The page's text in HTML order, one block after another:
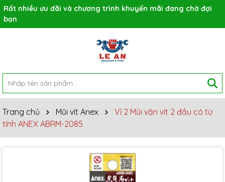
Rất nhiều ưu đãi và chương trình khuyến mãi đang chờ đợi
bạn
Trang chủ Mũi vít Anex
Vỉ 2 Mũi vặn vít 2 đầu có từ
tính ANEX ABRM-2085